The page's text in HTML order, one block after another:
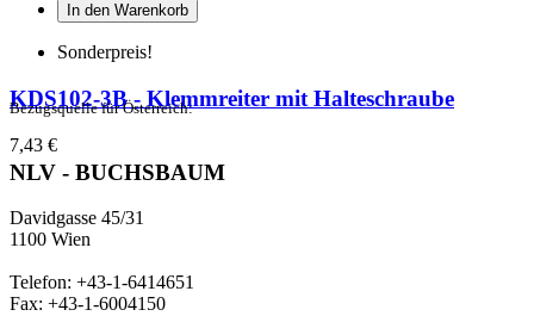
In den Warenkorb
Sonderpreis!
KDS102-3B - Klemmreiter mit Halteschraube
7,43 €
Bezugsquelle für Österreich:
NLV - BUCHSBAUM
Davidgasse 45/31
1100 Wien
Telefon: +43-1-6414651
Fax: +43-1-6004150